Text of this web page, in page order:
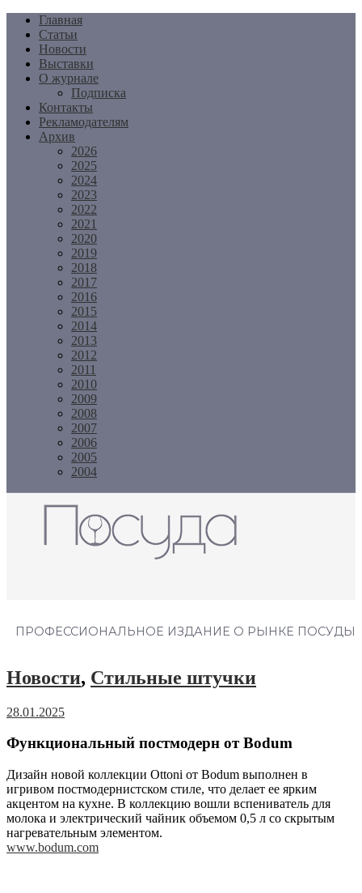
Перейти
содержимому
Главная
Статьи
Новости
Выставки
О журнале
Подписка
Контакты
Рекламодателям
Архив
2026
2025
2024
2023
2022
2021
2020
2019
2018
2017
2016
2015
2014
2013
2012
2011
2010
2009
2008
2007
2006
2005
2004
ПРОФЕССИОНАЛЬНОЕ ИЗДАНИЕ О РЫНКЕ ПОСУДЫ
Новости, Стильные штучки
28.01.2025
Функциональный постмодерн от Bodum
Дизайн новой коллекции Ottoni от Bodum выполнен в
игривом постмодернистском стиле, что делает ее ярким
акцентом на кухне. В коллекцию вошли вспениватель для
молока и электрический чайник объемом 0,5 л со скрытым
нагревательным элементом.
www.bodum.com